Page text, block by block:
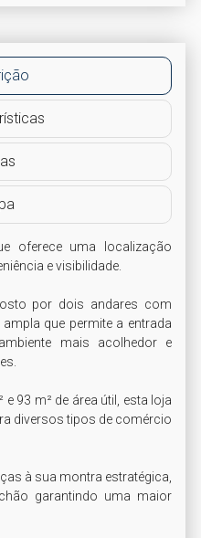
oferece uma localização
e visibilidade.
por dois andares com
que permite a entrada
mais acolhedor e
93 m² de área útil, esta loja
diversos tipos de comércio
à sua montra estratégica,
garantindo uma maior